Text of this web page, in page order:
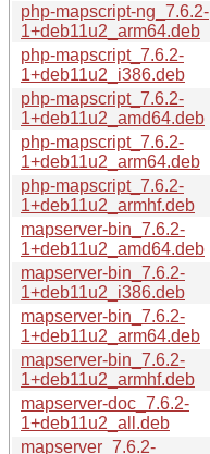
php-mapscript-ng_7.6.2-
1+deb11u2_arm64.deb
php-mapscript_7.6.2-
1+deb11u2_i386.deb
php-mapscript_7.6.2-
1+deb11u2_amd64.deb
php-mapscript_7.6.2-
1+deb11u2_arm64.deb
php-mapscript_7.6.2-
1+deb11u2_armhf.deb
mapserver-bin_7.6.2-
1+deb11u2_amd64.deb
mapserver-bin_7.6.2-
1+deb11u2_i386.deb
mapserver-bin_7.6.2-
1+deb11u2_arm64.deb
mapserver-bin_7.6.2-
1+deb11u2_armhf.deb
mapserver-doc_7.6.2-
1+deb11u2_all.deb
mapserver_7.6.2-